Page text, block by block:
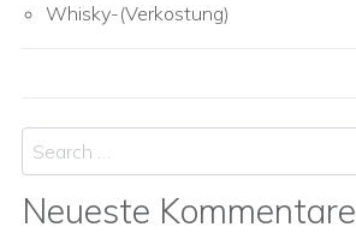
Whisky-(Verkostung)
Search
Neueste Kommentare